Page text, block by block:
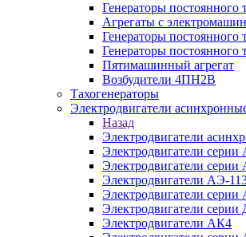
Генераторы
Агрегаты с
Генераторы
Генераторы
Пятимашинный агрегат
Возбудители 4ПН2В
Тахогенераторы
Электродвигатели
Назад
Электродвигатели
Электродвигатели серии
Электродвигатели
Электродвигатели АЭ-
Электродвигатели
Электродвигатели
Электродвигатели АК4